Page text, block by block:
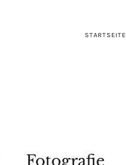
STARTSEITE
Fotografie